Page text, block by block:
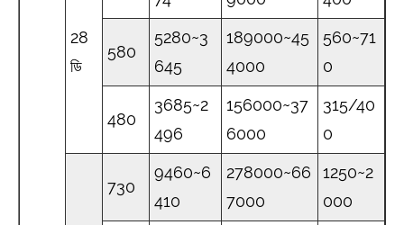
28
ডি
580
5280~3
645
189000~45
4000
560~71
0
480
3685~2
496
156000~37
6000
315/40
0
730
9460~6
410
278000~66
7000
1250~2
000